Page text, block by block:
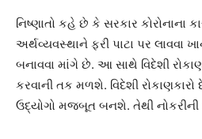
નિષ્ણાતો કહે છે કે સરકાર કોરોનાના
અર્થવ્યવસ્થાને ફરી પાટા પર લાવવા
બનાવવા માંગે છે. આ સાથે વિદેશી
કરવાની તક મળશે. વિદેશી
ઉદ્યોગો મજબૂત બનશે. તેથી